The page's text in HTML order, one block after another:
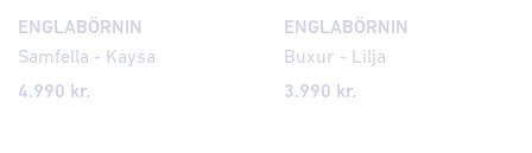
ENGLABÖRNIN
Samfella - Kaysa
4.990 kr.
ENGLABÖRNIN
Buxur - Lilja
3.990 kr.